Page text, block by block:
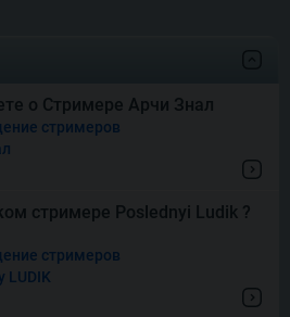
Dream Drop
о Стримере Арчи Знал
стримеров
стримере Poslednyi Ludik ?
стримеров
LUDIK